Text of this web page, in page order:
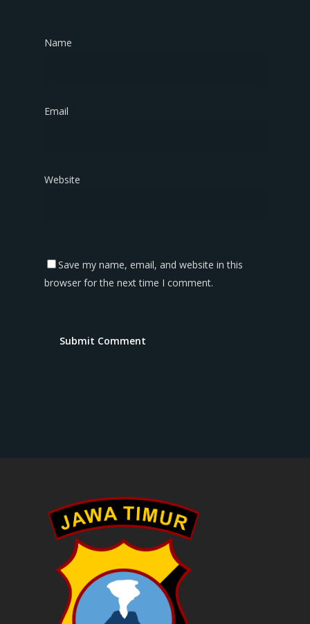
Name
Email
Website
Save my name, email, and website in this
browser for the next time I comment.